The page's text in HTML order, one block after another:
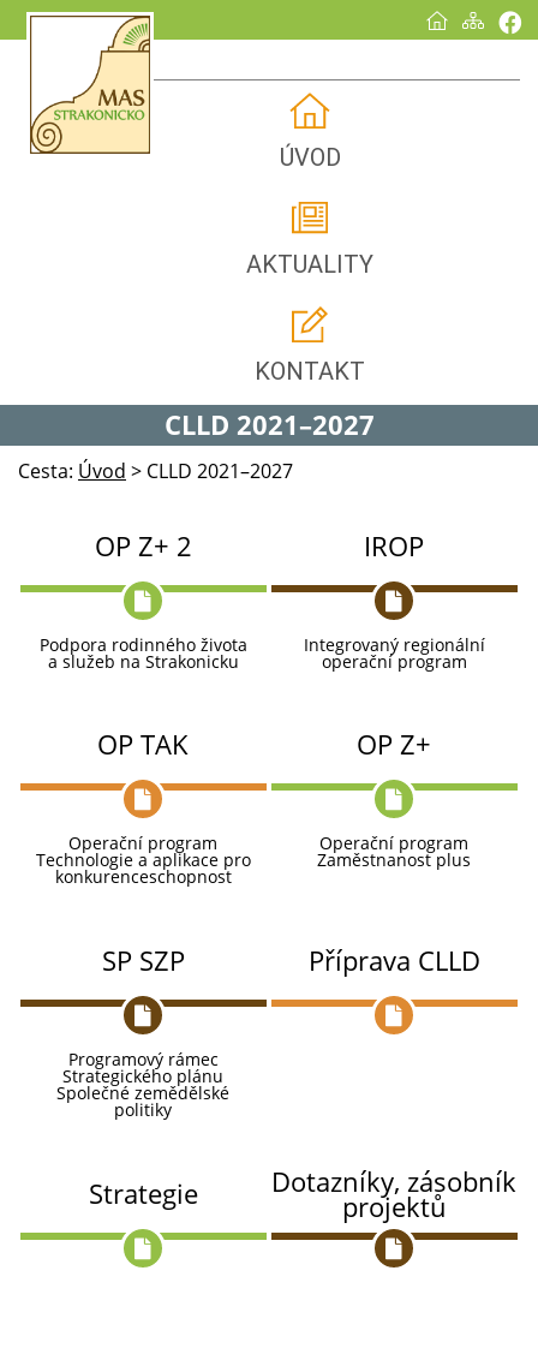
ÚVOD
AKTUALITY
KONTAKT
CLLD 2021–2027
Cesta: Úvod > CLLD 2021–2027
OP Z+ 2
Podpora rodinného života
a služeb na Strakonicku
IROP
Integrovaný regionální
operační program
OP TAK
Operační program
Technologie a aplikace pro
konkurenceschopnost
OP Z+
Operační program
Zaměstnanost plus
SP SZP
Programový rámec
Strategického plánu
Společné zemědělské
politiky
Příprava CLLD
Strategie Dotazníky, zásobník
projektů